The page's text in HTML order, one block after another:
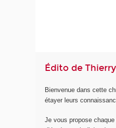
Édito de
Bienvenue dans cette
étayer leurs
Je vous propose